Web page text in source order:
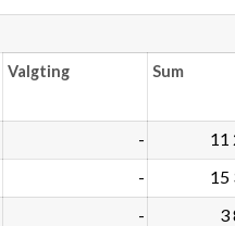
Valgting Sum
- 11
- 15
- 3